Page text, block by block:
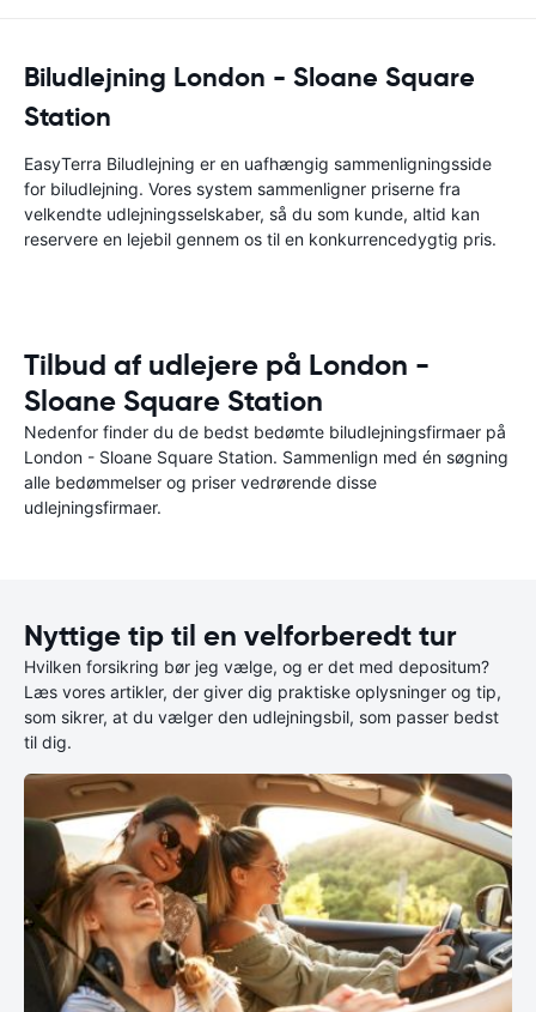
Biludlejning London - Sloane Square
Station
EasyTerra Biludlejning er en uafhængig sammenligningsside
for biludlejning. Vores system sammenligner priserne fra
velkendte udlejningsselskaber, så du som kunde, altid kan
reservere en lejebil gennem os til en konkurrencedygtig pris.
Tilbud af udlejere på London -
Sloane Square Station
Nedenfor finder du de bedst bedømte biludlejningsfirmaer på
London - Sloane Square Station. Sammenlign med én søgning
alle bedømmelser og priser vedrørende disse
udlejningsfirmaer.
Nyttige tip til en velforberedt tur
Hvilken forsikring bør jeg vælge, og er det med depositum?
Læs vores artikler, der giver dig praktiske oplysninger og tip,
som sikrer, at du vælger den udlejningsbil, som passer bedst
til dig.